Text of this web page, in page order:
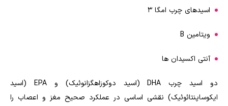
اسیدهای چرب امگا ۳
ویتامین B
آنتی اکسیدان ها
دو اسید چرب DHA (اسید دوکوزاهگزانوئیک) و EPA (اسید
ایکوساپنتائوئیک) نقشی اساسی در عملکرد صحیح مغز و اعصاب را